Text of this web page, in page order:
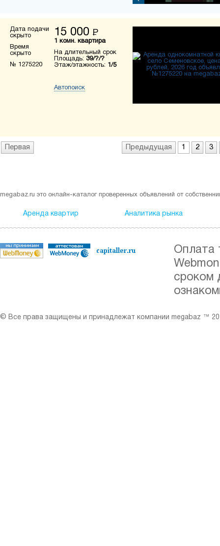
Дата подачи
скрыто
Время
скрыто
№ 1275220
15 000 Р
1 комн. квартира
На длительный срок
Площадь: 39/?/?
Этаж/этажность: 1/5
Автопоиск
Первая Предыдущая 1 2 3
megabaz.ru это онлайн-каталог проверенных объявлений от
Аренда квартир Аналитика рынка
Оплата
сроком
© Все права защищены и принадлежат компании megabaz ™